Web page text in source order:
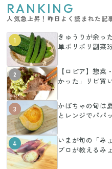
RANKING
人気急上昇！昨日よく読まれた記
1
きゅうりが余っ
単ポリポリ副菜3
2
【ロピア】惣
かった」リピ買
3
かぼちゃの旬は
とレンジでパパ
4
いまが旬の「み
プロが教えるみ